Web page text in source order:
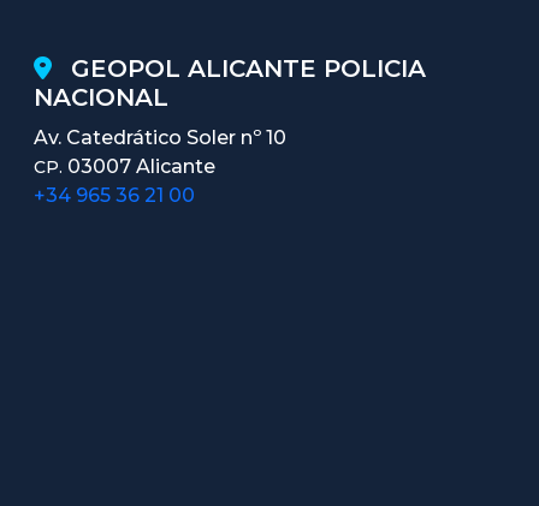
GEOPOL ALICANTE POLICIA
NACIONAL
Av. Catedrático Soler nº 10
CP. 03007 Alicante
+34 965 36 21 00